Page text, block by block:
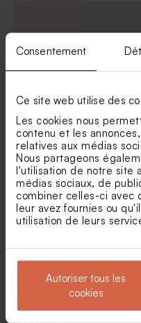
Consentement
Ce site web utilise des
Les cookies nous
contenu et les
relatives aux médias
Nous partageons
l'utilisation de notre site
médias sociaux, de
combiner celles-ci avec
leur avez fournies ou
utilisation de leurs
Autoriser tous les
cookies
- hibiscus
Dragées mariage nude 1 kg
240 ex)
Marque place mariage
éparses